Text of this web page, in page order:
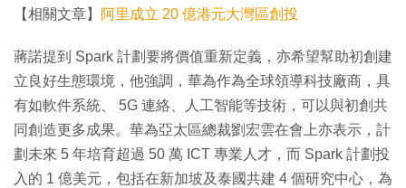
【相關文章】 阿里成立 20 億港元大灣區創投
蔣諾提到 Spark 計劃要將價值重新定義，亦希望幫助初創建
立良好生態環境，他強調，華為作為全球領導科技廠商，具
有如軟件系統、 5G 連絡、人工智能等技術，可以與初創共
同創造更多成果。華為亞太區總裁劉宏雲在會上亦表示，計
劃未來 5 年培育超過 50 萬 ICT 專業人才，而 Spark 計劃投
入的 1 億美元，包括在新加坡及泰國共建 4 個研究中心，為